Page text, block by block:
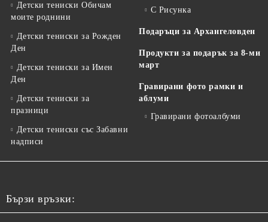
Детски тениски Обичам
моите роднини
Детски тениски за Рожден
Ден
Детски тениски за Имен
Ден
Детски тениски за
празници
Детски тениски със Забавни
надписи
С Рисунка
Подаръци за Архангеловден
Продукти за подарък за 8-ми
март
Гравирани фото рамки и
аблуми
Гравирани фотоалбуми
Бързи връзки: